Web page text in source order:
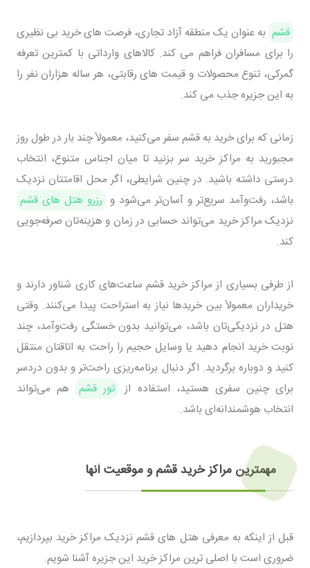
قشم به عنوان یک منطقه آزاد تجاری، فرصت های خرید بی نظیری
را برای مسافران فراهم می کند. کالاهای وارداتی با کمترین تعرفه
گمرکی، تنوع محصولات و قیمت های رقابتی، هر ساله هزاران نفر را
به این جزیره جذب می کند.
زمانی که برای خرید به قشم سفر می‌کنید، معمولاً چند بار در طول روز
مجبورید به مراکز خرید سر بزنید تا میان اجناس متنوع، انتخاب
درستی داشته باشید. در چنین شرایطی، اگر محل اقامتتان نزدیک
باشد، رفت‌وآمد سریع‌تر و آسان‌تر می‌شود و رزرو هتل های قشم
نزدیک مراکز خرید می‌تواند حسابی در زمان و هزینه‌تان صرفه‌جویی
کند.
از طرفی بسیاری از مراکز خرید قشم ساعت‌های کاری شناور دارند و
خریداران معمولاً بین خریدها نیاز به استراحت پیدا می‌کنند. وقتی
هتل در نزدیکی‌تان باشد، می‌توانید بدون خستگی رفت‌وآمد، چند
نوبت خرید انجام دهید یا وسایل حجیم را راحت به اتاقتان منتقل
کنید و دوباره برگردید. اگر دنبال برنامه‌ریزی راحت‌تر و بدون دردسر
برای چنین سفری هستید، استفاده از تور قشم هم می‌تواند
انتخاب هوشمندانه‌ای باشد.
مهمترین مراکز خرید قشم و موقعیت آنها
قبل از اینکه به معرفی هتل های قشم نزدیک مراکز خرید بپردازیم،
ضروری است با اصلی ترین مراکز خرید این جزیره آشنا شویم.